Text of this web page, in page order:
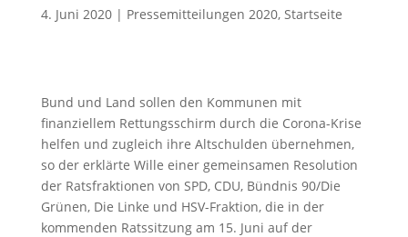
4. Juni 2020| Pressemitteilungen 2020, Startseite
Bund und Land sollen den Kommunen mit
finanziellem Rettungsschirm durch die Corona-Krise
helfen und zugleich ihre Altschulden übernehmen,
so der erklärte Wille einer gemeinsamen Resolution
der Ratsfraktionen von SPD, CDU, Bündnis 90/Die
Grünen, Die Linke und HSV-Fraktion, die in der
kommenden Ratssitzung am 15. Juni auf der